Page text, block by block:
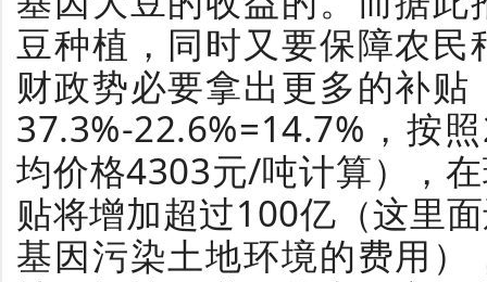
豆种植，同时又要保障农
财政势必要拿出更多的补
37.3%-22.6%=14.7%，按
均价格4303元/吨计算），
贴将增加超过100亿（这里
基因污染土地环境的费用